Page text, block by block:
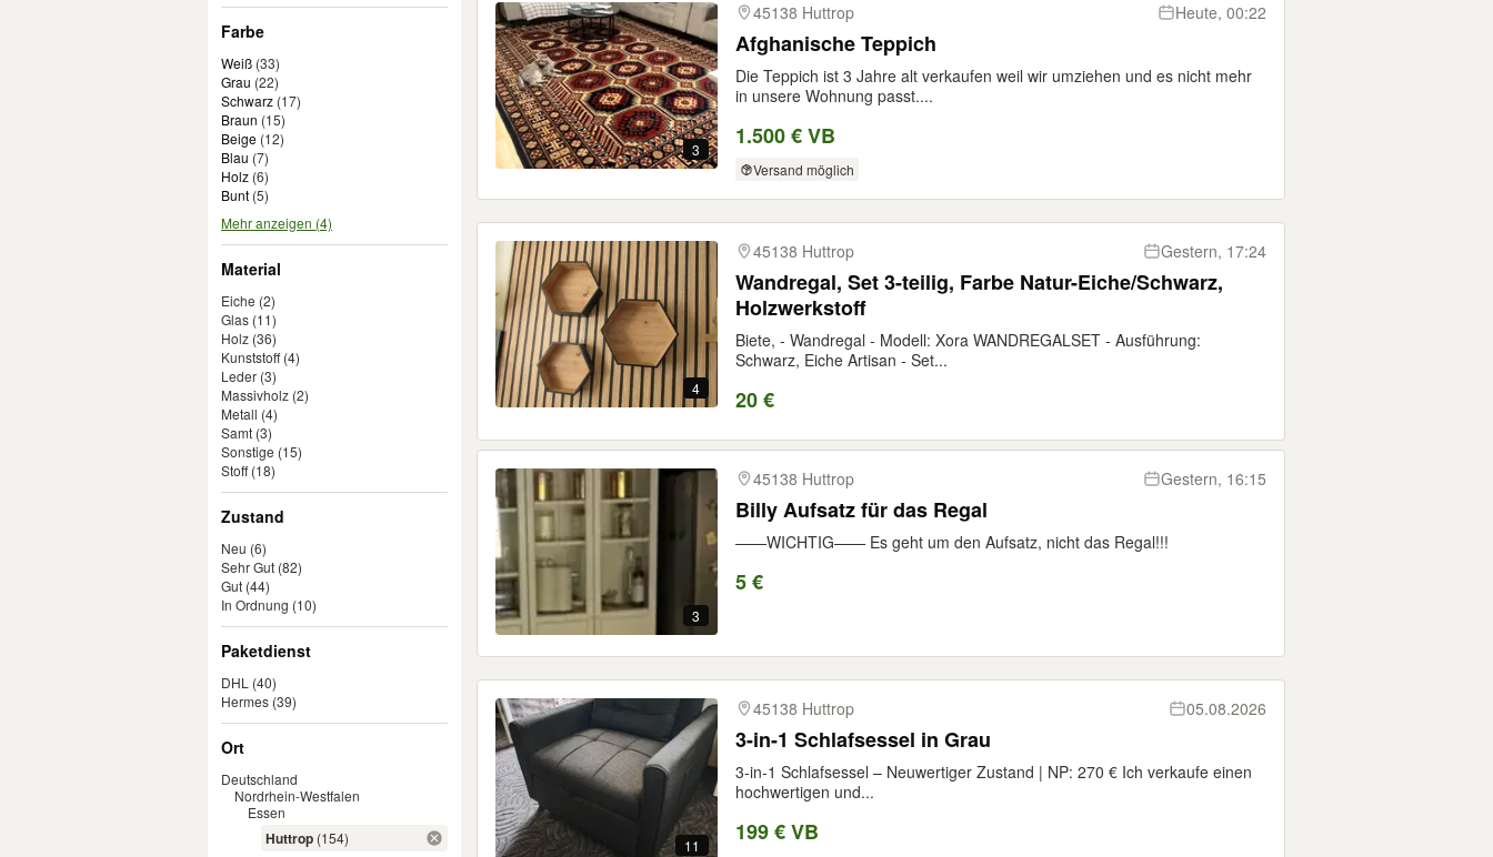
Farbe
Weiß (33)
Grau (22)
Schwarz (17)
Braun (15)
Beige (12)
Blau (7)
Holz (6)
Bunt (5)
Mehr anzeigen (4)
Material
Eiche (2)
Glas (11)
Holz (36)
Kunststoff (4)
Leder (3)
Massivholz (2)
Metall (4)
Samt (3)
Sonstige (15)
Stoff (18)
Zustand
Neu (6)
Sehr Gut (82)
Gut (44)
In Ordnung (10)
Paketdienst
DHL (40)
Hermes (39)
Ort
Deutschland
Nordrhein-Westfalen
Essen
Huttrop (154)
3
45138 Huttrop Heute, 00:22
Afghanische Teppich
Die Teppich ist 3 Jahre alt verkaufen weil wir umziehen und es nicht mehr
in unsere Wohnung passt....
1.500 € VB
Versand möglich
4
45138 Huttrop Gestern, 17:24
Wandregal, Set 3-teilig, Farbe Natur-Eiche/Schwarz,
Holzwerkstoff
Biete, - Wandregal - Modell: Xora WANDREGALSET - Ausführung:
Schwarz, Eiche Artisan - Set...
20 €
3
45138 Huttrop Gestern, 16:15
Billy Aufsatz für das Regal
——WICHTIG—— Es geht um den Aufsatz, nicht das Regal!!!
5 €
11
45138 Huttrop 05.08.2026
3-in-1 Schlafsessel in Grau
3-in-1 Schlafsessel – Neuwertiger Zustand | NP: 270 € Ich verkaufe einen
hochwertigen und...
199 € VB